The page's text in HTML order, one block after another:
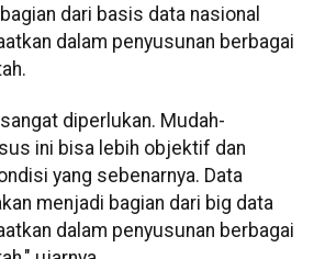
dari basis data nasional
dalam penyusunan berbagai
diperlukan. Mudah-
ini bisa lebih objektif dan
yang sebenarnya. Data
menjadi bagian dari big data
dalam penyusunan berbagai